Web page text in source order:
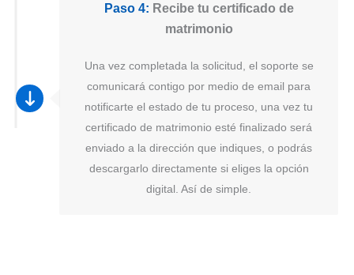
Paso 4: Recibe tu certificado de
matrimonio
Una vez completada la solicitud, el soporte se
comunicará contigo por medio de email para
notificarte el estado de tu proceso, una vez tu
certificado de matrimonio esté finalizado será
enviado a la dirección que indiques, o podrás
descargarlo directamente si eliges la opción
digital. Así de simple.